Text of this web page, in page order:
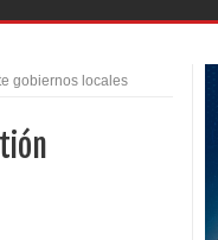
gobiernos locales